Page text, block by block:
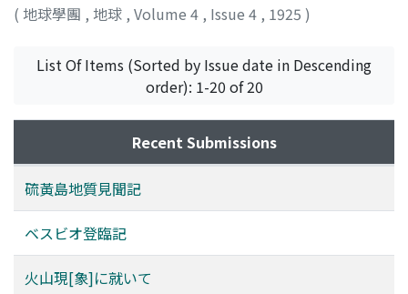
( 地球學團 , 地球 , Volume 4 , Issue 4 , 1925 )
List Of Items (Sorted by Issue date in Descending
order): 1-20 of 20
Recent Submissions
硫黃島地質見聞記
ベスビオ登臨記
火山現[象]に就いて